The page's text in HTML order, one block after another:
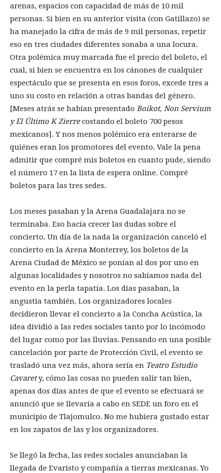
arenas, espacios con capacidad de más de 10 mil
personas. Si bien en su anterior visita (con Gatillazo) se
ha manejado la cifra de más de 9 mil personas, repetir
eso en tres ciudades diferentes sonaba a una locura.
Otra polémica muy marcada fue el precio del boleto, el
cual, si bien se encuentra en los cánones de cualquier
espectáculo que se presenta en esos foros, excede tres a
uno su costo en relación a otras bandas del género.
[Meses atrás se habían presentado Boikot, Non Servium
y El Último K Zierrecostando el boleto 700 pesos
mexicanos]. Y nos menos polémico era enterarse de
quiénes eran los promotores del evento. Vale la pena
admitir que compré mis boletos en cuanto pude, siendo
el número 17 en la lista de espera online. Compré
boletos para las tres sedes.
Los meses pasaban y la Arena Guadalajara no se
terminaba. Eso hacía crecer las dudas sobre el
concierto. Un día de la nada la organización canceló el
concierto en la Arena Monterrey, los boletos de la
Arena Ciudad de México se ponían al dos por uno en
algunas localidades y nosotros no sabíamos nada del
evento en la perla tapatía. Los días pasaban, la
angustia también. Los organizadores locales
decidieron llevar el concierto a la Concha Acústica, la
idea dividió a las redes sociales tanto por lo incómodo
del lugar como por las lluvias. Pensando en una posible
cancelación por parte de Protección Civil, el evento se
trasladó una vez más, ahora sería en Teatro Estudio
Cavarety, cómo las cosas no pueden salir tan bien,
apenas dos días antes de que el evento se efectuará se
anunció que se llevaría a cabo en SEDE un foro en el
municipio de Tlajomulco. No me hubiera gustado estar
en los zapatos de las y los organizadores.
Se llegó la fecha, las redes sociales anunciaban la
llegada de Evaristo y compañía a tierras mexicanas. Yo